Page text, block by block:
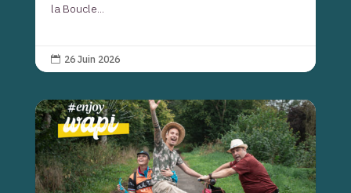
la Boucle...
 26 Juin 2026